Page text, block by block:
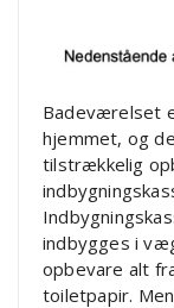
Badeværelset
hjemmet, og
tilstrækkelig
indbygges i
opbevare alt
toiletpapir.